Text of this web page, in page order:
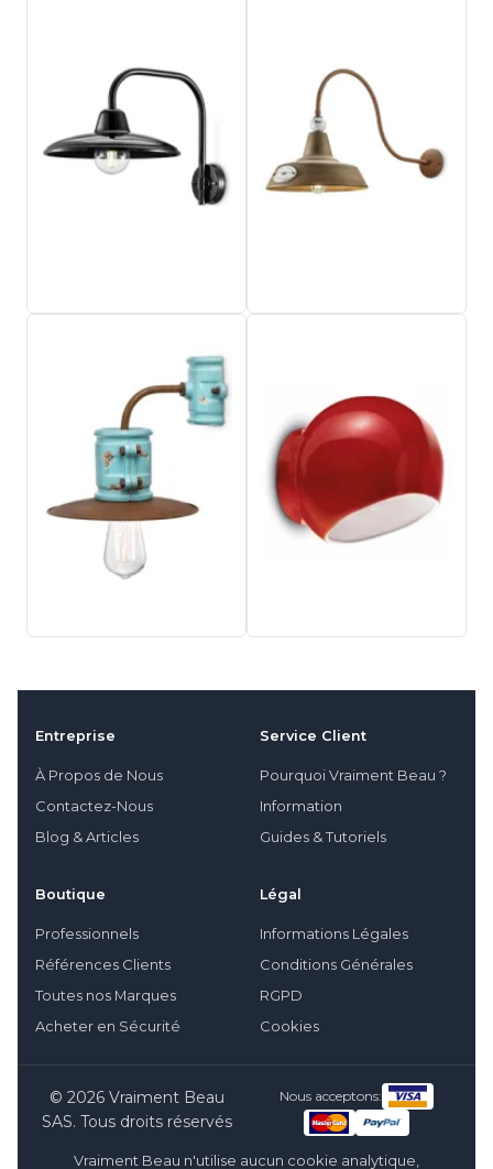
Entreprise
À Propos de Nous
Contactez-Nous
Blog & Articles
Service Client
Pourquoi Vraiment Beau ?
Information
Guides & Tutoriels
Boutique
Professionnels
Références Clients
Toutes nos Marques
Acheter en Sécurité
Légal
Informations Légales
Conditions Générales
RGPD
Cookies
© 2026 Vraiment Beau
SAS. Tous droits réservés
Nous acceptons:
Vraiment Beau n'utilise aucun cookie analytique,